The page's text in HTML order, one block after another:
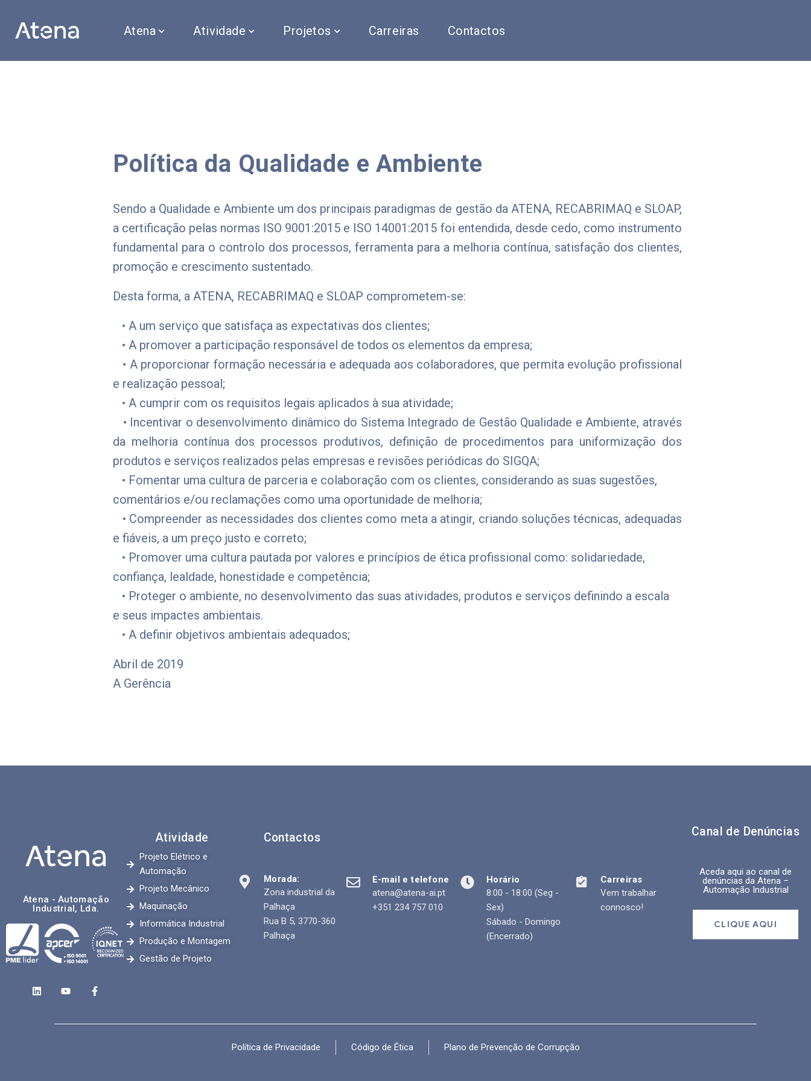
Atena Atividade Projetos Carreiras Contactos
Política da Qualidade e Ambiente
Sendo a Qualidade e Ambiente um dos principais paradigmas de gestão da ATENA, RECABRIMAQ e SLOAP,
a certificação pelas normas ISO 9001:2015 e ISO 14001:2015 foi entendida, desde cedo, como instrumento
fundamental para o controlo dos processos, ferramenta para a melhoria contínua, satisfação dos clientes,
promoção e crescimento sustentado.
Desta forma, a ATENA, RECABRIMAQ e SLOAP comprometem-se:
• A um serviço que satisfaça as expectativas dos clientes;
• A promover a participação responsável de todos os elementos da empresa;
• A proporcionar formação necessária e adequada aos colaboradores, que permita evolução profissional
e realização pessoal;
• A cumprir com os requisitos legais aplicados à sua atividade;
• Incentivar o desenvolvimento dinâmico do Sistema Integrado de Gestão Qualidade e Ambiente, através
da melhoria contínua dos processos produtivos, definição de procedimentos para uniformização dos
produtos e serviços realizados pelas empresas e revisões periódicas do SIGQA;
• Fomentar uma cultura de parceria e colaboração com os clientes, considerando as suas sugestões,
comentários e/ou reclamações como uma oportunidade de melhoria;
• Compreender as necessidades dos clientes como meta a atingir, criando soluções técnicas, adequadas
e fiáveis, a um preço justo e correto;
• Promover uma cultura pautada por valores e princípios de ética profissional como: solidariedade,
confiança, lealdade, honestidade e competência;
• Proteger o ambiente, no desenvolvimento das suas atividades, produtos e serviços definindo a escala
e seus impactes ambientais.
• A definir objetivos ambientais adequados;
Abril de 2019
A Gerência
Atena - Automação
Industrial, Lda.
Atividade
Projeto Elétrico e
Automação
Projeto Mecânico
Maquinação
Informática Industrial
Produção e Montagem
Gestão de Projeto
Contactos
Morada:
Zona industrial da
Palhaça
Rua B 5, 3770-360
Palhaça
E-mail e telefone
atena@atena-ai.pt
+351 234 757 010
Horário
8:00 - 18:00 (Seg -
Sex)
Sábado - Domingo
(Encerrado)
Carreiras
Vem trabalhar
connosco!
Canal de Denúncias
Aceda aqui ao canal de
denúncias daAtena –
Automação Industrial
CLIQUE AQUI
Política de Privacidade Código de Ética Plano de Prevenção de Corrupção